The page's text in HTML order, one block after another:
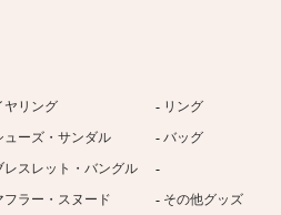
ヤリング
リング
ューズ・サンダル
バッグ
レスレット・バングル
フラー・スヌード
その他グッズ